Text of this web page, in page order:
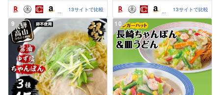
13サイトで比較 13サイトで比較
9 10